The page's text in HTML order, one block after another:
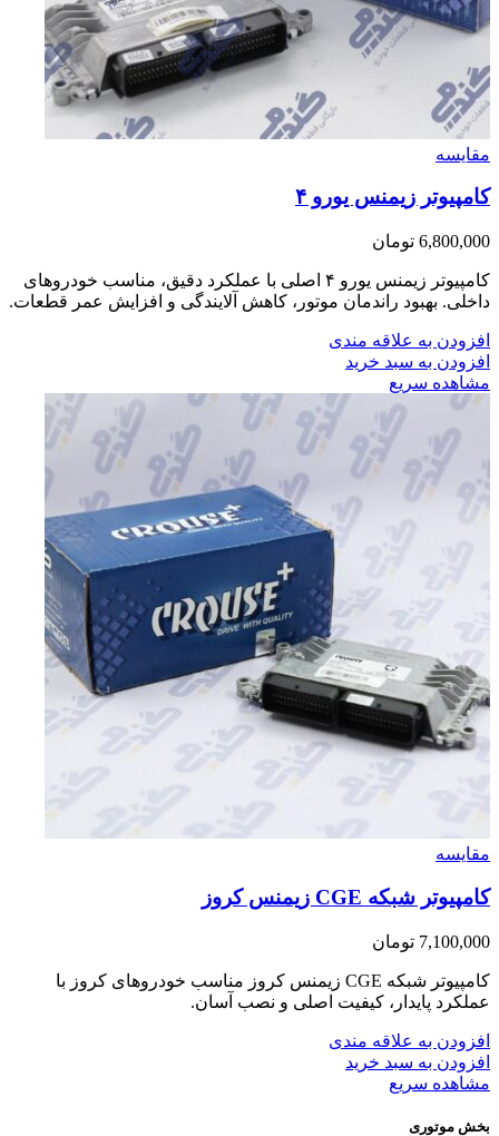
مقایسه
کامپیوتر زیمنس یورو ۴
6,800,000 تومان
کامپیوتر زیمنس یورو ۴ اصلی با عملکرد دقیق، مناسب خودروهای
داخلی. بهبود راندمان موتور، کاهش آلایندگی و افزایش عمر قطعات.
افزودن به علاقه مندی
افزودن به سبد خرید
مشاهده سریع
مقایسه
کامپیوتر شبکه CGE زیمنس کروز
7,100,000 تومان
کامپیوتر شبکه CGE زیمنس کروز مناسب خودروهای کروز با
عملکرد پایدار، کیفیت اصلی و نصب آسان.
افزودن به علاقه مندی
افزودن به سبد خرید
مشاهده سریع
بخش موتوری